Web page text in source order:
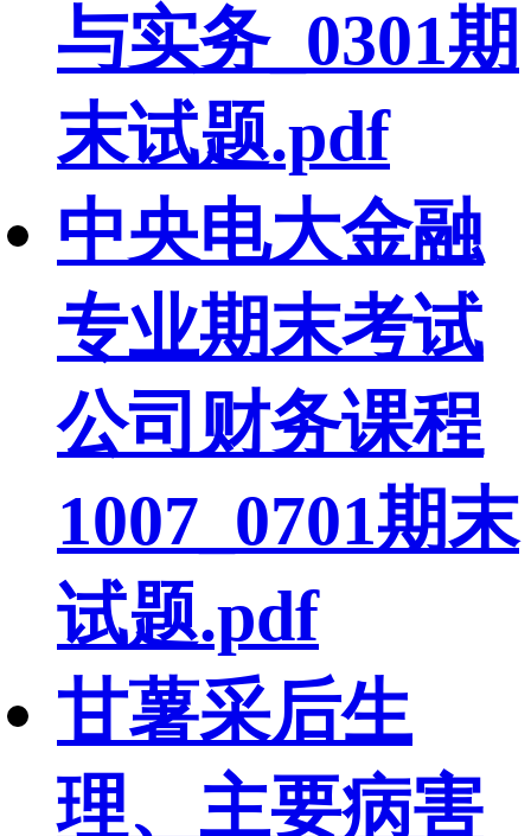
与实务_0301期
末试题.pdf
中央电大金融
专业期末考试
公司财务课程
1007_0701期末
试题.pdf
甘薯采后生
理、主要病害